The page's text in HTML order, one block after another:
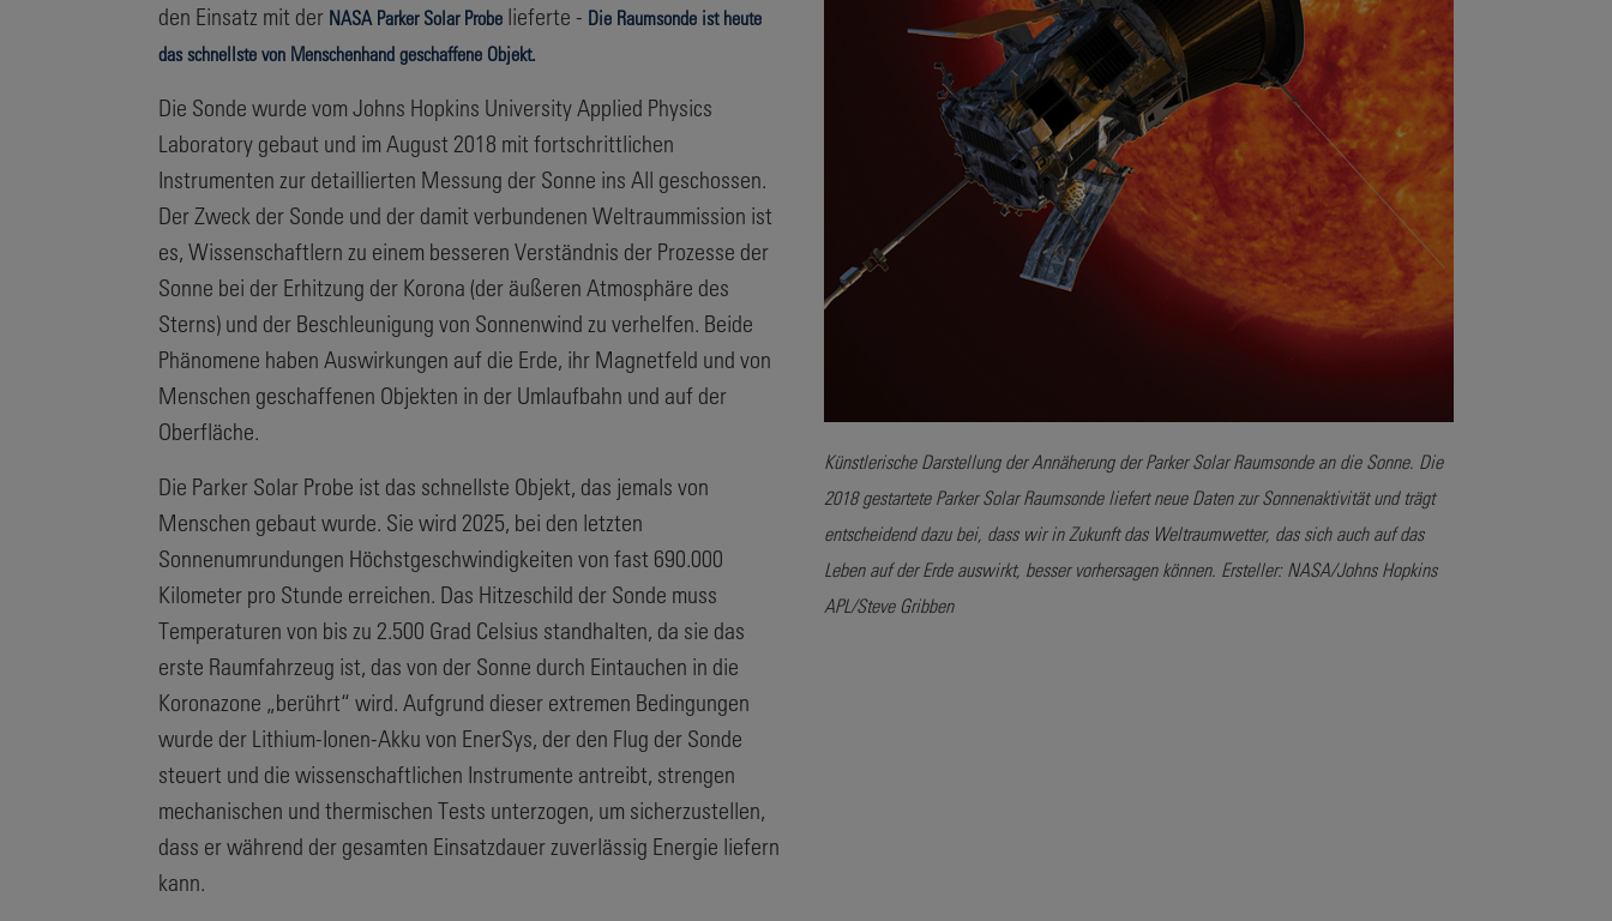
den Einsatz mit der NASA Parker Solar Probe lieferte - Die Raumsonde ist heute
das schnellste von Menschenhand geschaffene Objekt.
Die Sonde wurde vom Johns Hopkins University Applied Physics
Laboratory gebaut und im August 2018 mit fortschrittlichen
Instrumenten zur detaillierten Messung der Sonne ins All geschossen.
Der Zweck der Sonde und der damit verbundenen Weltraummission ist
es, Wissenschaftlern zu einem besseren Verständnis der Prozesse der
Sonne bei der Erhitzung der Korona (der äußeren Atmosphäre des
Sterns) und der Beschleunigung von Sonnenwind zu verhelfen. Beide
Phänomene haben Auswirkungen auf die Erde, ihr Magnetfeld und von
Menschen geschaffenen Objekten in der Umlaufbahn und auf der
Oberfläche.
Die Parker Solar Probe ist das schnellste Objekt, das jemals von
Menschen gebaut wurde. Sie wird 2025, bei den letzten
Sonnenumrundungen Höchstgeschwindigkeiten von fast 690.000
Kilometer pro Stunde erreichen. Das Hitzeschild der Sonde muss
Temperaturen von bis zu 2.500 Grad Celsius standhalten, da sie das
erste Raumfahrzeug ist, das von der Sonne durch Eintauchen in die
Koronazone „berührt“ wird. Aufgrund dieser extremen Bedingungen
wurde der Lithium-Ionen-Akku von EnerSys, der den Flug der Sonde
steuert und die wissenschaftlichen Instrumente antreibt, strengen
mechanischen und thermischen Tests unterzogen, um sicherzustellen,
dass er während der gesamten Einsatzdauer zuverlässig Energie liefern
kann.
Künstlerische Darstellung der Annäherung der Parker Solar Raumsonde an die Sonne. Die
2018 gestartete Parker Solar Raumsonde liefert neue Daten zur Sonnenaktivität und trägt
entscheidend dazu bei, dass wir in Zukunft das Weltraumwetter, das sich auch auf das
Leben auf der Erde auswirkt, besser vorhersagen können. Ersteller: NASA/Johns Hopkins
APL/Steve Gribben